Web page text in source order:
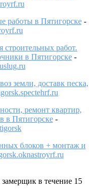
работы в Пятигорске-
работ.
в Пятигорске-
земли, доставк песка,
ремонт квартир,
в Пятигорске-
блоков + монтаж и
в течение 15